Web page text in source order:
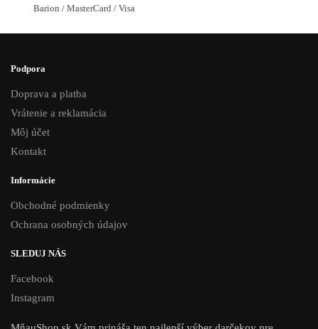
Barion / MasterCard / Visa
Podpora
Doprava a platba
Vrátenie a reklamácia
Môj účet
Kontakt
Informácie
Obchodné podmienky
Ochrana osobných údajov
SLEDUJ NÁS
Facebook
Instagram